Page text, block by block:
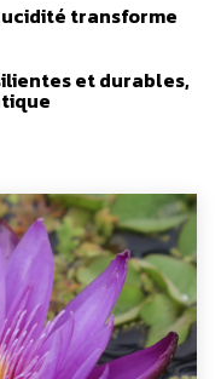
transforme
et durables,